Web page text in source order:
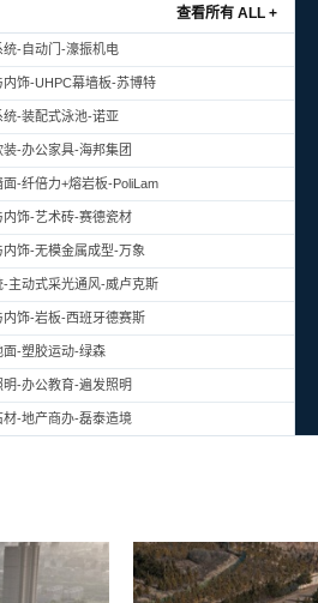
查看所有 ALL +
统-自动门-濠振机电
内饰-UHPC幕墙板-苏博特
统-装配式泳池-诺亚
装-办公家具-海邦集团
面-纤倍力+熔岩板-PoliLam
内饰-艺术砖-赛德瓷材
内饰-无模金属成型-万象
-主动式采光通风-威卢克斯
内饰-岩板-西班牙德赛斯
面-塑胶运动-绿森
明-办公教育-遍发照明
材-地产商办-磊泰造境